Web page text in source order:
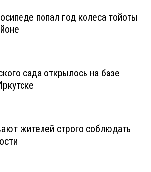
попал под колеса тойоты
сада открылось на базе
жителей строго соблюдать